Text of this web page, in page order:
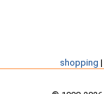
shopping |